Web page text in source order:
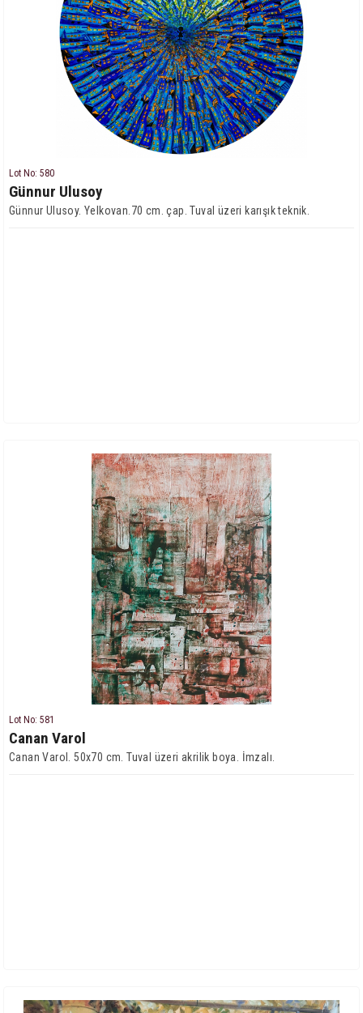
Lot No: 580
Günnur Ulusoy
Günnur Ulusoy. Yelkovan.70 cm. çap. Tuval üzeri karışık teknik.
Lot No: 581
Canan Varol
Canan Varol. 50x70 cm. Tuval üzeri akrilik boya. İmzalı.